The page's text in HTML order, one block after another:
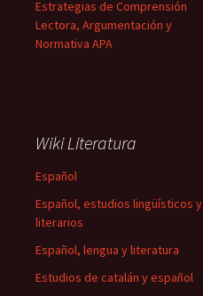
Estrategias de Comprensión
Lectora, Argumentación y
Normativa APA
Wiki Literatura
Español
Español, estudios lingüísticos y
literarios
Español, lengua y literatura
Estudios de catalán y español